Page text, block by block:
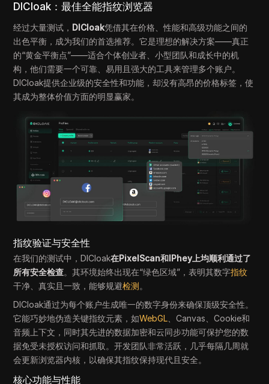
DICloak：最佳全能指纹浏览器
经过大量测试， DICloak凭借其在价格、性能和高级功能之间的
出色平衡，成为我们的首选推荐。它是理想的解决方案——真正
的“黄金平衡点”——适合个体创业者、小型团队和成长中的机
构，他们需要一个可靠、易用且强大的工具来管理多个账户。
DICloak提供企业级的安全性和功能，却没有高昂的价格标签，使
其成为整体价值方面的明显赢家。
指纹验证与安全性
在我们的测试中，DICloak在PixelScan和IPhey上均顺利通过了
所有安全检查。其环境始终出现在“绿色区域”，表明其数字指纹
干净、真实且一致，能够规避检测。
DICloak通过为每个账户生成唯一的数字身份来确保顶级安全性。
它能巧妙地伪造关键指纹元素，如WebGL 、Canvas、Cookie和
音频上下文，同时其先进的数据加密和云同步功能可保护您的数
据免受未授权访问和抓取。开发团队非常活跃，几乎每隔几周就
会更新浏览器内核，以确保其指纹保持现代且安全。
核心功能与性能